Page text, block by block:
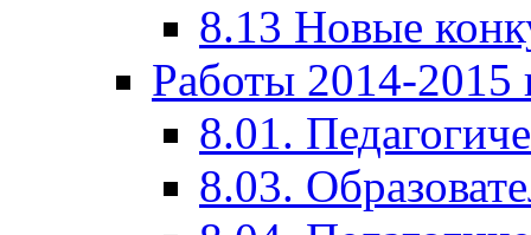
8.13 Новые
Работы 2014-2015
8.01.
8.03.